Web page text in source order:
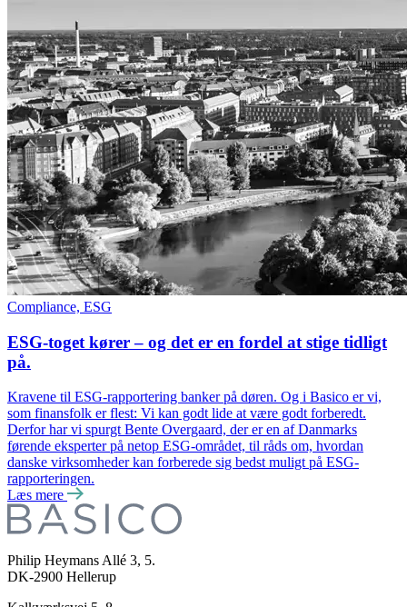
Compliance, ESG
ESG-toget kører – og det er en fordel at stige tidligt
på.
Kravene til ESG-rapportering banker på døren. Og i Basico er vi,
som finansfolk er flest: Vi kan godt lide at være godt forberedt.
Derfor har vi spurgt Bente Overgaard, der er en af Danmarks
førende eksperter på netop ESG-området, til råds om, hvordan
danske virksomheder kan forberede sig bedst muligt på ESG-
rapporteringen.
Læs mere
Philip Heymans Allé 3, 5.
DK-2900 Hellerup